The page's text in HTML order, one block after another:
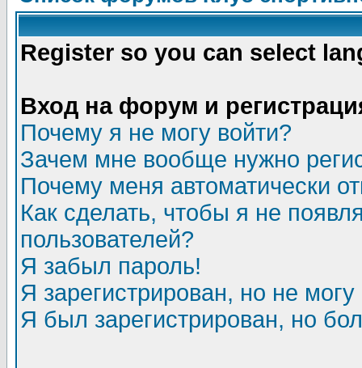
Register so you can select
Вход на форум и
Почему я не могу войти?
Зачем мне вообще нужно
Почему меня автоматически
Как сделать, чтобы я не
пользователей?
Я забыл пароль!
Я зарегистрирован, но не могу
Я был зарегистрирован, но